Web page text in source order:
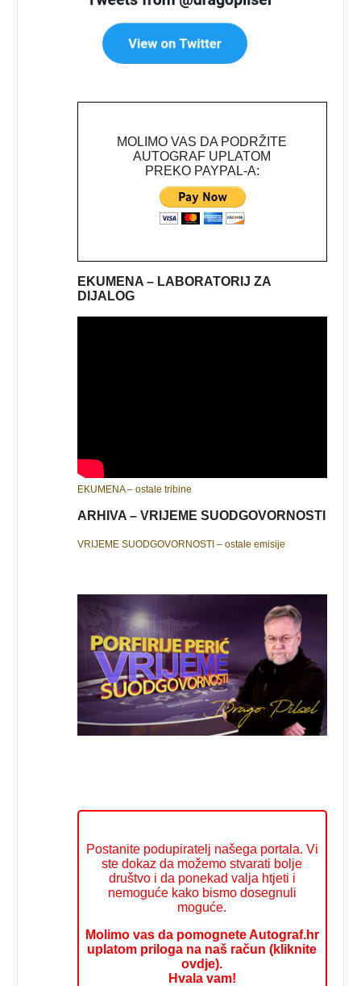
MOLIMO VAS DA PODRŽITE
AUTOGRAF UPLATOM
PREKO PAYPAL-A:
EKUMENA – LABORATORIJ ZA
DIJALOG
EKUMENA – ostale tribine
ARHIVA – VRIJEME SUODGOVORNOSTI
VRIJEME SUODGOVORNOSTI – ostale emisije
Postanite podupiratelj našega portala. Vi
ste dokaz da možemo stvarati bolje
društvo i da ponekad valja htjeti i
nemoguće kako bismo dosegnuli
moguće.
Molimo vas da pomognete Autograf.hr
uplatom priloga na naš račun (kliknite
ovdje).
Hvala vam!